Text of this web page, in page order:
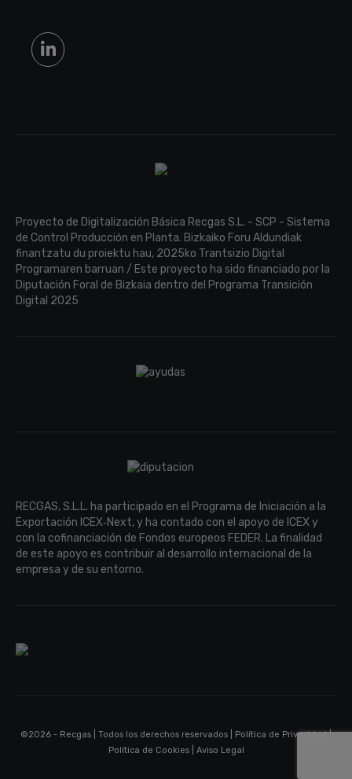
Proyecto de Digitalización Básica Recgas S.L. - SCP - Sistema
de Control Producción en Planta. Bizkaiko Foru Aldundiak
finantzatu du proiektu hau, 2025ko Trantsizio Digital
Programaren barruan / Este proyecto ha sido financiado por la
Diputación Foral de Bizkaia dentro del Programa Transición
Digital 2025
RECGAS, S.L.L. ha participado en el Programa de Iniciación a la
Exportación ICEX‐Next, y ha contado con el apoyo de ICEX y
con la cofinanciación de Fondos europeos FEDER. La finalidad
de este apoyo es contribuir al desarrollo internacional de la
empresa y de su entorno.
©2026 - Recgas | Todos los derechos reservados | Política de Privacidad|
Política de Cookies| Aviso Legal